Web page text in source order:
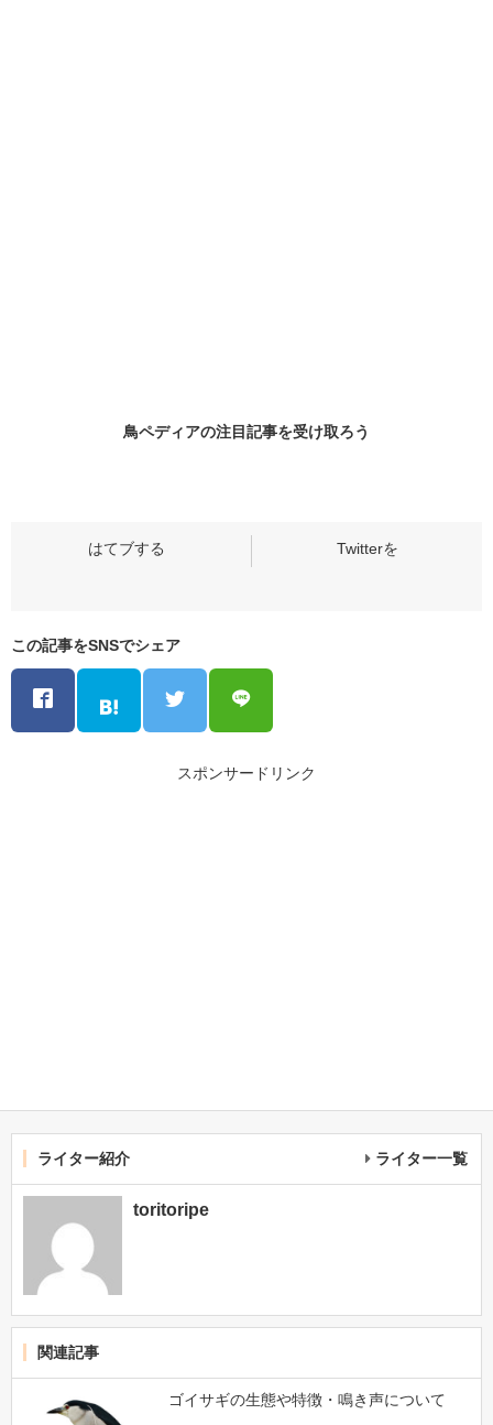
鳥ペディアの注目記事を受け取ろう
この記事をSNSでシェア
スポンサードリンク
ライター紹介 ライター一覧
toritoripe
関連記事
ゴイサギの生態や特徴・鳴き声について